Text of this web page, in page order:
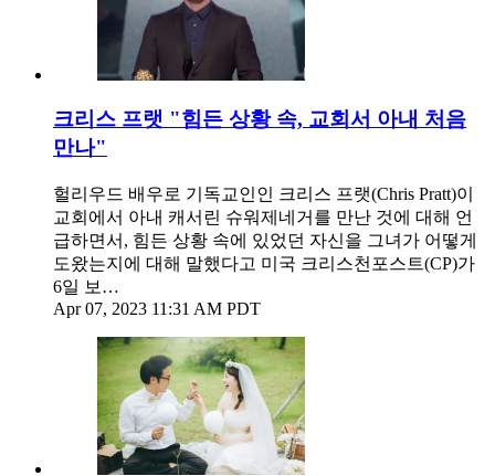
크리스 프랫 "힘든 상황 속, 교회서 아내 처음
만나"
헐리우드 배우로 기독교인인 크리스 프랫(Chris Pratt)이
교회에서 아내 캐서린 슈워제네거를 만난 것에 대해 언
급하면서, 힘든 상황 속에 있었던 자신을 그녀가 어떻게
도왔는지에 대해 말했다고 미국 크리스천포스트(CP)가
6일 보…
Apr 07, 2023 11:31 AM PDT